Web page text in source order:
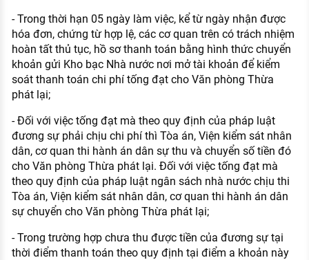
- Trong thời hạn 05 ngày làm việc, kể từ ngày nhận được
hóa đơn, chứng từ hợp lệ, các cơ quan trên có trách nhiệm
hoàn tất thủ tục, hồ sơ thanh toán bằng hình thức chuyển
khoản gửi Kho bạc Nhà nước nơi mở tài khoản để kiểm
soát thanh toán chi phí tống đạt cho Văn phòng Thừa
phát lại;
- Đối với việc tống đạt mà theo quy định của pháp luật
đương sự phải chịu chi phí thì Tòa án, Viện kiểm sát nhân
dân, cơ quan thi hành án dân sự thu và chuyển số tiền đó
cho Văn phòng Thừa phát lại. Đối với việc tống đạt mà
theo quy định của pháp luật ngân sách nhà nước chịu thi
Tòa án, Viện kiểm sát nhân dân, cơ quan thi hành án dân
sự chuyển cho Văn phòng Thừa phát lại;
- Trong trường hợp chưa thu được tiền của đương sự tại
thời điểm thanh toán theo quy định tại điểm a khoản này